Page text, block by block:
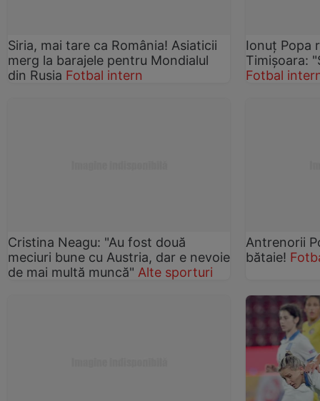
Siria, mai tare ca România! Asiaticii
merg la barajele pentru Mondialul
din Rusia Fotbal intern
Ionuţ Popa
Timişoara:
Fotbal
Cristina Neagu: "Au fost două
meciuri bune cu Austria, dar e nevoie
de mai multă muncă" Alte sporturi
Antrenorii
bătaie!